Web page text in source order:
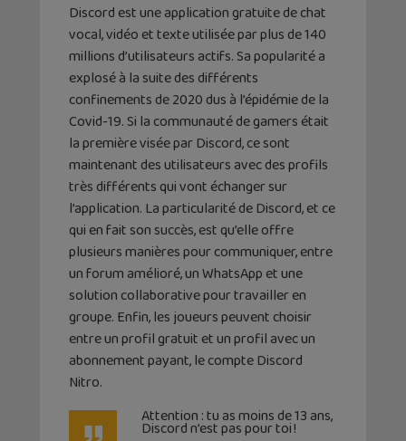
Discord est une application gratuite de chat
vocal, vidéo et texte utilisée par plus de 140
millions d’utilisateurs actifs. Sa popularité a
explosé à la suite des différents
confinements de 2020 dus à l’épidémie de la
Covid-19. Si la communauté de gamers était
la première visée par Discord, ce sont
maintenant des utilisateurs avec des profils
très différents qui vont échanger sur
l’application. La particularité de Discord, et ce
qui en fait son succès, est qu’elle offre
plusieurs manières pour communiquer, entre
un forum amélioré, un WhatsApp et une
solution collaborative pour travailler en
groupe. Enfin, les joueurs peuvent choisir
entre un profil gratuit et un profil avec un
abonnement payant, le compte Discord
Nitro.
Attention : tu as moins de 13 ans,
Discord n’est pas pour toi !